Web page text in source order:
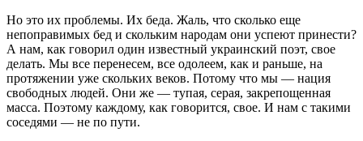
Но это их проблемы. Их беда. Жаль, что сколько еще
непоправимых бед и скольким народам они успеют принести?
А нам, как говорил один известный украинский поэт, свое
делать. Мы все перенесем, все одолеем, как и раньше, на
протяжении уже скольких веков. Потому что мы — нация
свободных людей. Они же — тупая, серая, закрепощенная
масса. Поэтому каждому, как говорится, свое. И нам с такими
соседями — не по пути.